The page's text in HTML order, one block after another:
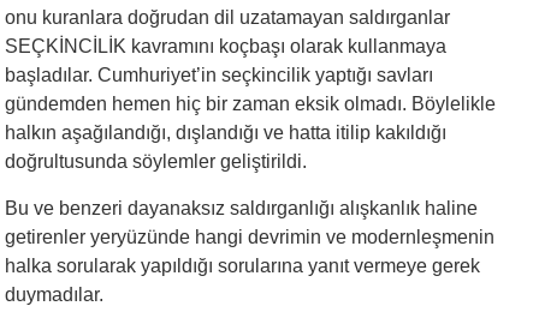
onu kuranlara doğrudan dil uzatamayan saldırganlar
SEÇKİNCİLİK kavramını koçbaşı olarak kullanmaya
başladılar. Cumhuriyet’in seçkincilik yaptığı savları
gündemden hemen hiç bir zaman eksik olmadı. Böylelikle
halkın aşağılandığı, dışlandığı ve hatta itilip kakıldığı
doğrultusunda söylemler geliştirildi.
Bu ve benzeri dayanaksız saldırganlığı alışkanlık haline
getirenler yeryüzünde hangi devrimin ve modernleşmenin
halka sorularak yapıldığı sorularına yanıt vermeye gerek
duymadılar.